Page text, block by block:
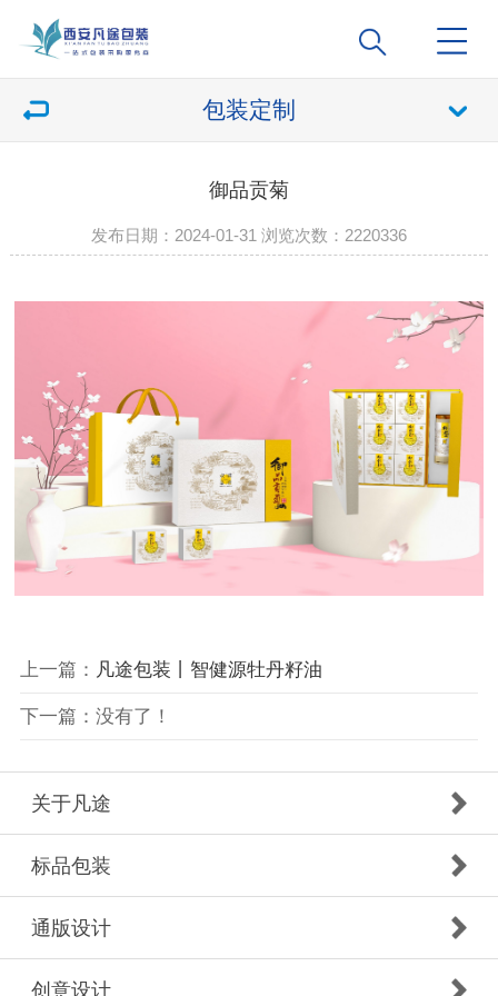
包装定制
御品贡菊
发布日期：2024-01-31 浏览次数： 2220336
上一篇： 凡途包装丨智健源牡丹籽油
下一篇：没有了！
关于凡途
标品包装
通版设计
创意设计